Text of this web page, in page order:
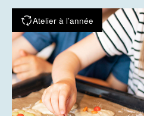
Atelier à l’année